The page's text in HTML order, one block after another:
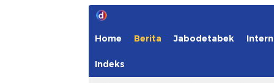
Home Berita Jabodetabek
Indeks